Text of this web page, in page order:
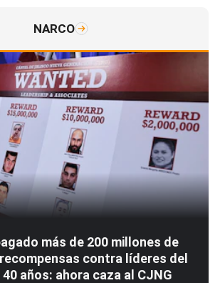
NARCO
más de 200 millones de
contra líderes del
años: ahora caza al CJNG